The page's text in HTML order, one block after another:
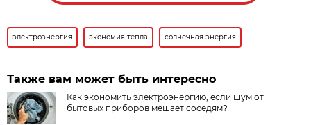
электроэнергия экономия тепла солнечная энергия
Также вам может быть интересно
Как экономить электроэнергию, если шум от
бытовых приборов мешает соседям?